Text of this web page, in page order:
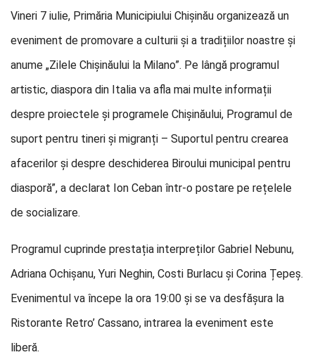
Vineri 7 iulie, Primăria Municipiului Chișinău organizează un
eveniment de promovare a culturii și a tradițiilor noastre și
anume „Zilele Chișinăului la Milano”. Pe lângă programul
artistic, diaspora din Italia va afla mai multe informații
despre proiectele și programele Chișinăului, Programul de
suport pentru tineri și migranți – Suportul pentru crearea
afacerilor și despre deschiderea Biroului municipal pentru
diasporă”, a declarat Ion Ceban într-o postare pe rețelele
de socializare.
Programul cuprinde prestația interpreților Gabriel Nebunu,
Adriana Ochișanu, Yuri Neghin, Costi Burlacu și Corina Țepeș.
Evenimentul va începe la ora 19:00 și se va desfășura la
Ristorante Retro’ Cassano, intrarea la eveniment este
liberă.